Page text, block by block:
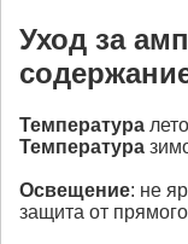
Уход за
Температура
Температура
Освещение: не
защита от